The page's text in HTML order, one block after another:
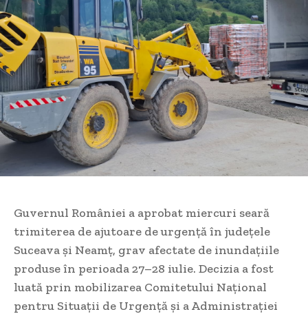
Guvernul României a aprobat miercuri seară
trimiterea de ajutoare de urgență în județele
Suceava și Neamț, grav afectate de inundațiile
produse în perioada 27–28 iulie. Decizia a fost
luată prin mobilizarea Comitetului Național
pentru Situații de Urgență și a Administrației